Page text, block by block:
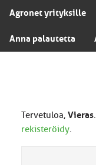
Agronet yrityksille
Anna palautetta
Tervetuloa, Vieras
rekisteröidy.